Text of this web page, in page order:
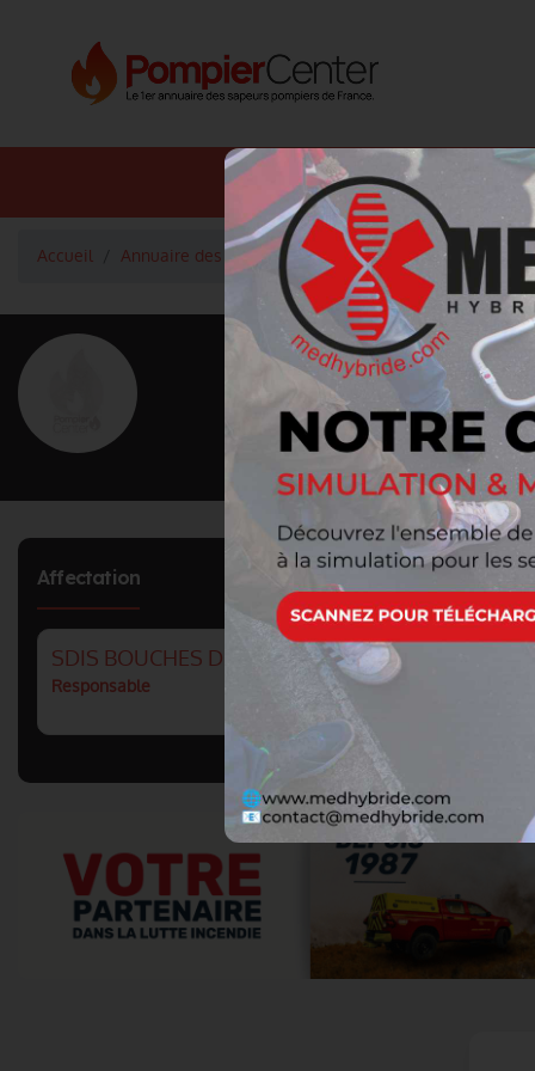
Annuaire SDIS
Accueil Annuaire des pompiers Lieutenant-Colonel
<Retour à la liste des pompiers
Grade : Lieutenant-Colonel
Affectation
SDIS BOUCHES DU RHONE : GROUPEMENT
Responsable